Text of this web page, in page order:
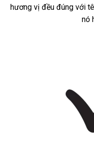
hương vị đều đúng với
nó